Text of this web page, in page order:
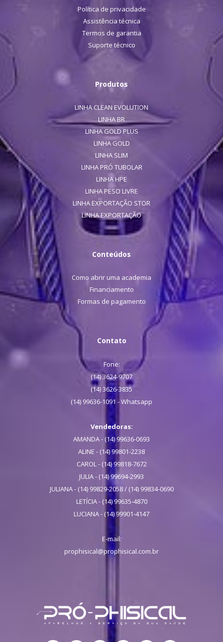
Política de privacidade
Assistência técnica
Termos de garantia
Suporte técnico
Produtos
LINHA CLEAN EVOLUTION
LINHA BR
LINHA GOLD PLUS
LINHA GOLD
LINHA SLIM
LINHA PRÓ TUBOLAR
LINHA HPE
LINHA PESO LIVRE
LINHA EXPORTAÇÃO STOR
LINHA EXPORTAÇÃO
Conteúdos
Como abrir uma academia
Financiamento
Formas de pagamento
Contato
Fone:
(14) 3624-9707
(14) 3626-3835
(14) 99636-1091 - Whatsapp
Vendedoras:
AMANDA - (14) 99636-0693
ALINE - (14) 99801-2238
CAROL - (14) 99818-7672
JULIA - (14) 99694-2993
JULIANA - (14) 99829-2058 / (14) 99834-0690
LETÍCIA - (14) 99635-4870
LUCIANA - (14) 99901-4147
E-mail:
prophisical@prophisical.com.br